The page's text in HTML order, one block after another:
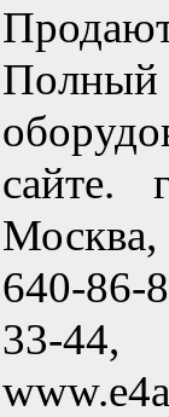
Полный
сайте.
Москва,
640-
33-